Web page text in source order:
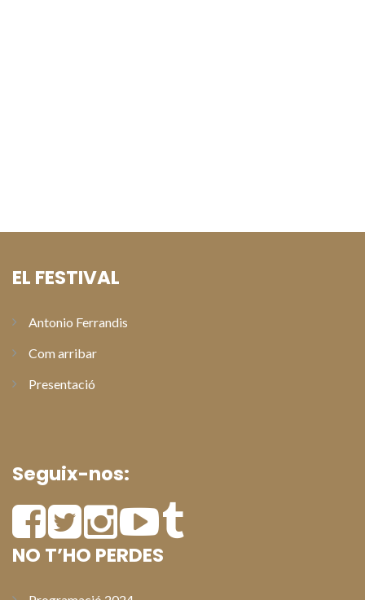
EL FESTIVAL
Antonio Ferrandis
Com arribar
Presentació
Seguix-nos:
NO T’HO PERDES